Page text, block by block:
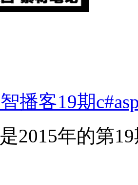
播客19期
2015年的第